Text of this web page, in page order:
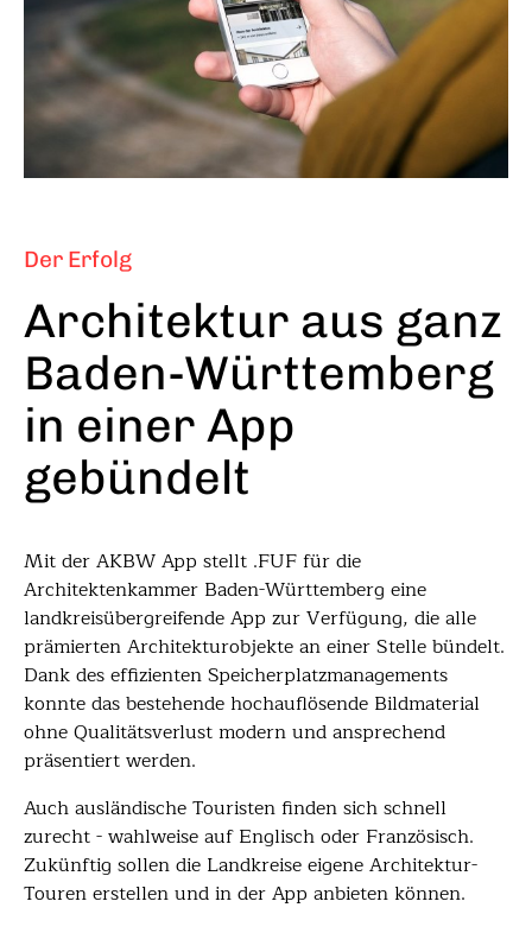
Der Erfolg
Architektur aus ganz
Baden-Württemberg
in einer App
gebündelt
Mit der AKBW App stellt .FUF für die
Architektenkammer Baden-Württemberg eine
landkreisübergreifende App zur Verfügung, die alle
prämierten Architekturobjekte an einer Stelle bündelt.
Dank des effizienten Speicherplatzmanagements
konnte das bestehende hochauflösende Bildmaterial
ohne Qualitätsverlust modern und ansprechend
präsentiert werden.
Auch ausländische Touristen finden sich schnell
zurecht - wahlweise auf Englisch oder Französisch.
Zukünftig sollen die Landkreise eigene Architektur-
Touren erstellen und in der App anbieten können.